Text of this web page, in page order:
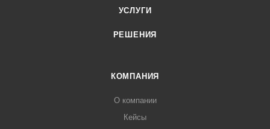
УСЛУГИ
РЕШЕНИЯ
КОМПАНИЯ
О компании
Кейсы